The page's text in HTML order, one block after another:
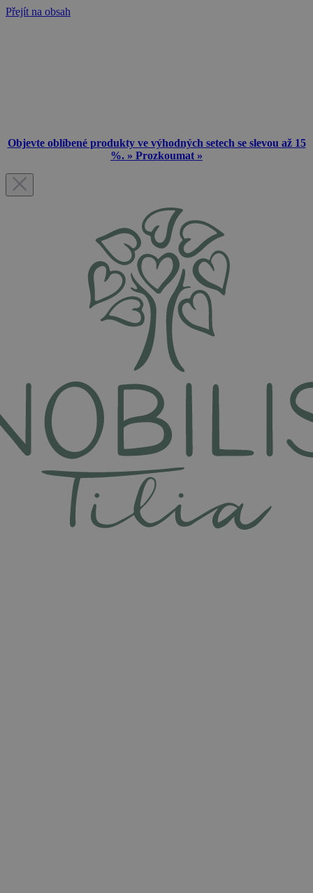
Přejít na obsah
Objevte oblíbené produkty ve výhodných setech se slevou až 15
%. » Prozkoumat »